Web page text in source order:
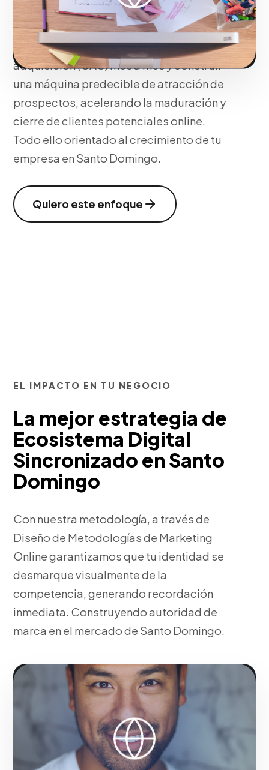
aisladas, es ingeniería comercial.
Orquestamos tu asignación de capital en
internet global para reducir el costo por
adquisición (CAC) mes a mes y construir
una máquina predecible de atracción de
prospectos, acelerando la maduración y
cierre de clientes potenciales online.
Todo ello orientado al crecimiento de tu
empresa en Santo Domingo.
Quiero este enfoque
EL IMPACTO EN TU NEGOCIO
La mejor estrategia de
Ecosistema Digital
Sincronizado en Santo
Domingo
Con nuestra metodología, a través de
Diseño de Metodologías de Marketing
Online garantizamos que tu identidad se
desmarque visualmente de la
competencia, generando recordación
inmediata. Construyendo autoridad de
marca en el mercado de Santo Domingo.
Fase 1:
Para el mercado local, investigación de
arquetipos y psicología del consumidor.
Potenciando el impacto comercial de marcas en
Santo Domingo.
Solicitar servicio